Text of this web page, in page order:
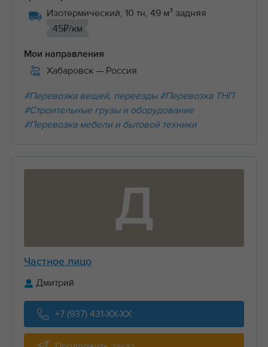
Изотермический, 10 тн, 49 м³ задняя
45₽/км
Мои направления
Хабаровск — Россия
#Перевозка вещей, переезды #Перевозка ТНП
#Строительные грузы и оборудование
#Перевозка мебели и бытовой техники
Д
Частное лицо
Дмитрий
+7 (937) 431-XX-XX